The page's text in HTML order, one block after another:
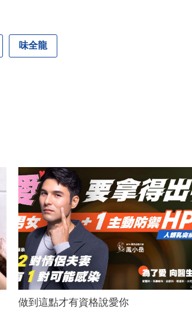
味全龍
做到這點才有資格說愛你